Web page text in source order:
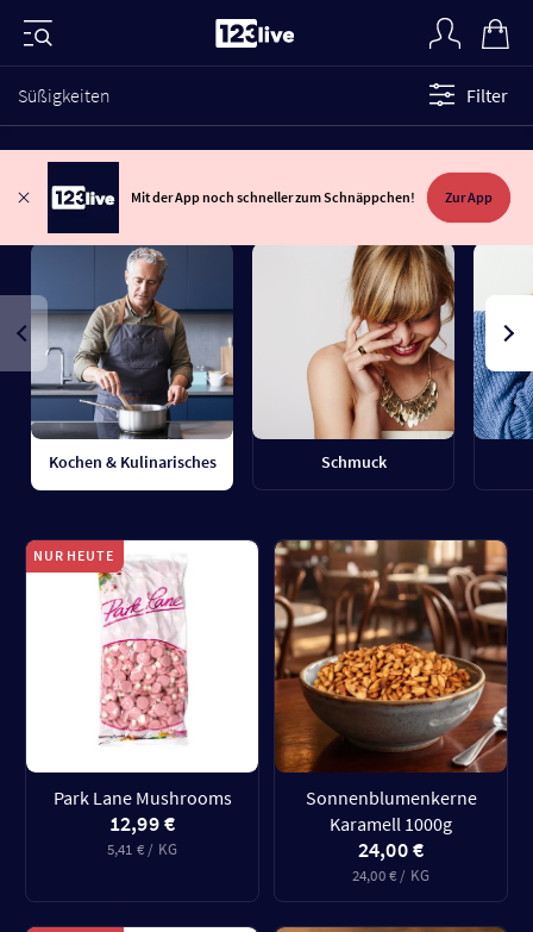
Süßigkeiten Filter
Mit der App noch schneller zum Schnäppchen! Zur App
Kochen & Kulinarisches Schmuck
NUR HEUTE
Park Lane Mushrooms
12,99 €
5,41 € / KG
Sonnenblumenkerne
Karamell 1000g
24,00 €
24,00 € / KG